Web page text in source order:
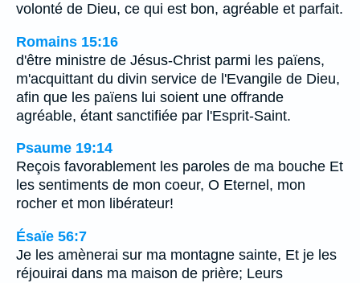
volonté de Dieu, ce qui est bon, agréable et parfait.
Romains 15:16
d'être ministre de Jésus-Christ parmi les païens,
m'acquittant du divin service de l'Evangile de Dieu,
afin que les païens lui soient une offrande
agréable, étant sanctifiée par l'Esprit-Saint.
Psaume 19:14
Reçois favorablement les paroles de ma bouche Et
les sentiments de mon coeur, O Eternel, mon
rocher et mon libérateur!
Ésaïe 56:7
Je les amènerai sur ma montagne sainte, Et je les
réjouirai dans ma maison de prière; Leurs